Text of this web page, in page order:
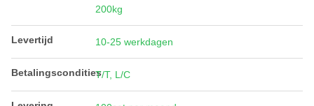
200kg
Levertijd 10-25 werkdagen
BetalingsconditiesT/T, L/C